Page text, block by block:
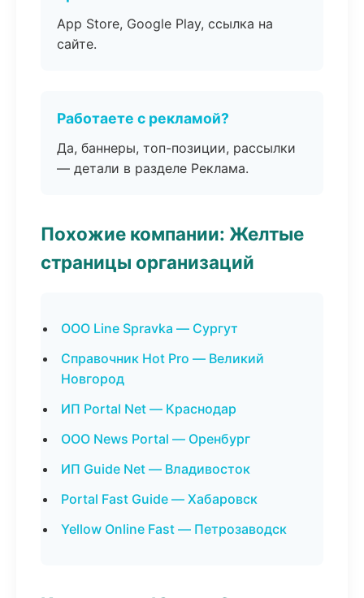
App Store, Google Play, ссылка на
сайте.
Работаете с рекламой?
Да, баннеры, топ-позиции, рассылки
— детали в разделе Реклама.
Похожие компании: Желтые
страницы организаций
ООО Line Spravka — Сургут
Справочник Hot Pro — Великий
Новгород
ИП Portal Net — Краснодар
ООО News Portal — Оренбург
ИП Guide Net — Владивосток
Portal Fast Guide — Хабаровск
Yellow Online Fast — Петрозаводск